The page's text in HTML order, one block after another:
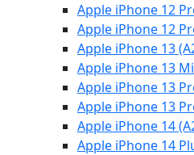
Apple iPhone 12
Apple iPhone 12
Apple iPhone 13
Apple iPhone 13
Apple iPhone 13
Apple iPhone 13
Apple iPhone 14
Apple iPhone 14